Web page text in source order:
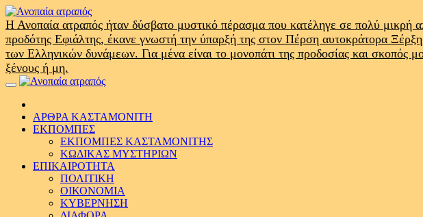
Skip
to
content
Η Ανοπαία ατραπός ήταν δύσβατο μυστικό πέρασμα που κατέληγε σε πολύ
προδότης Εφιάλτης, έκανε γνωστή την ύπαρξή της στον Πέρση αυτοκράτορα
των Ελληνικών δυνάμεων. Για μένα είναι το μονοπάτι της προδοσίας και σκοπός
ξένους ή μη.
Primary
ΑΡΘΡΑ ΚΑΣΤΑΜΟΝΙΤΗ
ΕΚΠΟΜΠΕΣ
ΕΚΠΟΜΠΕΣ ΚΑΣΤΑΜΟΝΙΤΗΣ
ΚΩΔΙΚΑΣ ΜΥΣΤΗΡΙΩΝ
ΕΠΙΚΑΙΡΟΤΗΤΑ
ΠΟΛΙΤΙΚΗ
ΟΙΚΟΝΟΜΙΑ
ΚΥΒΕΡΝΗΣΗ